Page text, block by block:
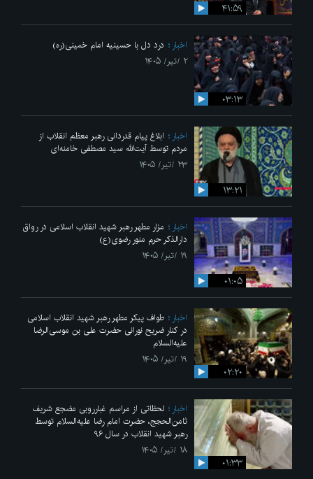
۴۱:۵۹
۰۳:۱۳
اخبار
درد دل با حسینیه امام خمینی(ره)
۲ /تیر/ ۱۴۰۵
۱۳:۲۱
اخبار
ابلاغ پیام قدردانی رهبر معظم انقلاب از
مردم توسط آیت‌الله سید مصطفی خامنه‌ای
۲۳ /تیر/ ۱۴۰۵
۰۱:۰۵
اخبار
مزار مطهر رهبر شهید انقلاب اسلامی در رواق
دارالذکر حرم منور رضوی(ع)
۱۹ /تیر/ ۱۴۰۵
۰۲:۲۰
اخبار
طواف پیکر مطهر رهبر شهید انقلاب اسلامی
در کنار ضریح نورانی حضرت علی‌ بن موسی‌الرضا
علیه‌السلام
۱۹ /تیر/ ۱۴۰۵
۰۱:۳۳
اخبار
لحظاتی از مراسم غبارروبی مضجع شریف
ثامن‌الحجج، حضرت امام رضا علیه‌السلام توسط
رهبر شهید انقلاب در سال ۹۶
۱۸ /تیر/ ۱۴۰۵